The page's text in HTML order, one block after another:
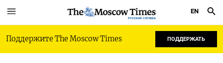
РУССКАЯ СЛУЖБА
EN
Поддержите The Moscow Times ПОДДЕРЖАТЬ